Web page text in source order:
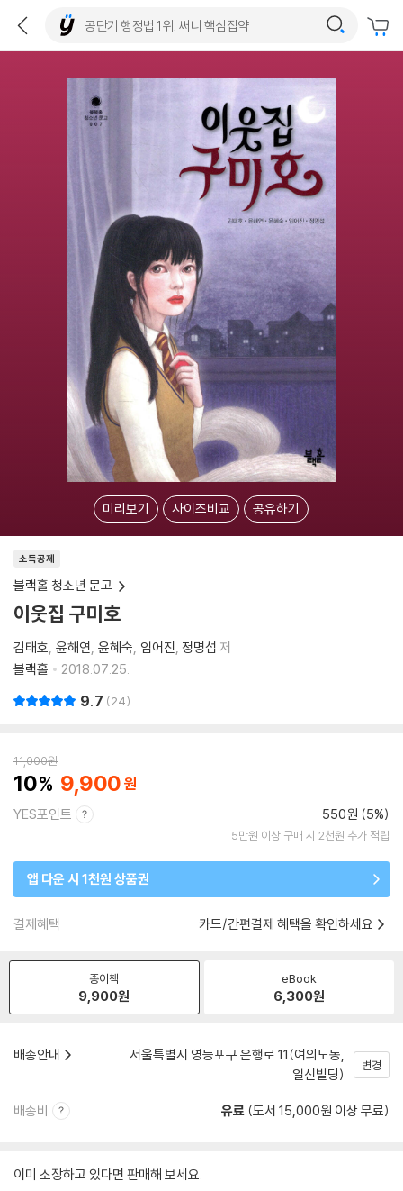
미리보기 사이즈비교 공유하기
소득공제
블랙홀 청소년 문고
이웃집 구미호
김태호 윤해연 윤혜숙 임어진 정명섭 저
블랙홀
2018.07.25.
9.7 24
11,000원
10 9,900
YES포인트 550원 (5%)
5만원 이상 구매 시 2천원 추가 적립
앱 다운 시 1천원 상품권
결제혜택 카드/간편결제 혜택을 확인하세요
종이책
9,900원
eBook
6,300원
배송안내
서울특별시 영등포구 은행로 11(여의도동,
일신빌딩)
변경
배송비 유료 (도서 15,000원 이상 무료)
이미 소장하고 있다면 판매해 보세요.